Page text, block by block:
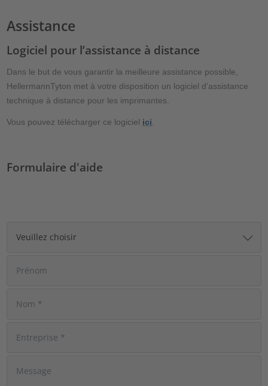
Assistance
Logiciel pour l’assistance à distance
Dans le but de vous garantir la meilleure assistance possible,
HellermannTyton met à votre disposition un logiciel d’assistance
technique à distance pour les imprimantes.
Vous pouvez télécharger ce logiciel ici
Formulaire d'aide